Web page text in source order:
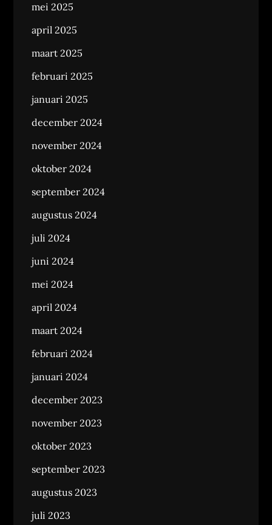
mei 2025
april 2025
maart 2025
februari 2025
januari 2025
december 2024
november 2024
oktober 2024
september 2024
augustus 2024
juli 2024
juni 2024
mei 2024
april 2024
maart 2024
februari 2024
januari 2024
december 2023
november 2023
oktober 2023
september 2023
augustus 2023
juli 2023